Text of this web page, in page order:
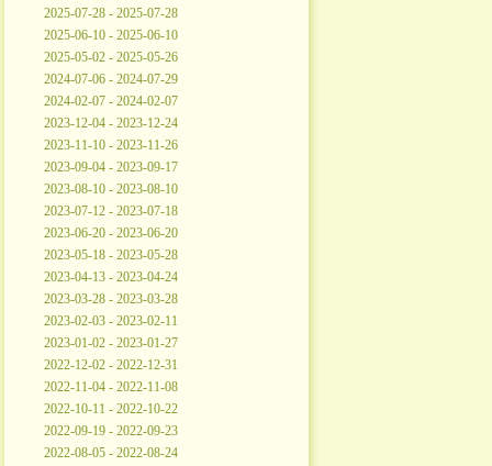
2025-07-28 - 2025-07-28
2025-06-10 - 2025-06-10
2025-05-02 - 2025-05-26
2024-07-06 - 2024-07-29
2024-02-07 - 2024-02-07
2023-12-04 - 2023-12-24
2023-11-10 - 2023-11-26
2023-09-04 - 2023-09-17
2023-08-10 - 2023-08-10
2023-07-12 - 2023-07-18
2023-06-20 - 2023-06-20
2023-05-18 - 2023-05-28
2023-04-13 - 2023-04-24
2023-03-28 - 2023-03-28
2023-02-03 - 2023-02-11
2023-01-02 - 2023-01-27
2022-12-02 - 2022-12-31
2022-11-04 - 2022-11-08
2022-10-11 - 2022-10-22
2022-09-19 - 2022-09-23
2022-08-05 - 2022-08-24